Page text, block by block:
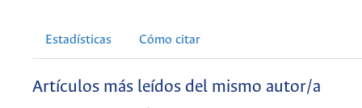
Estadísticas Cómo citar
Artículos más leídos del mismo autor/a